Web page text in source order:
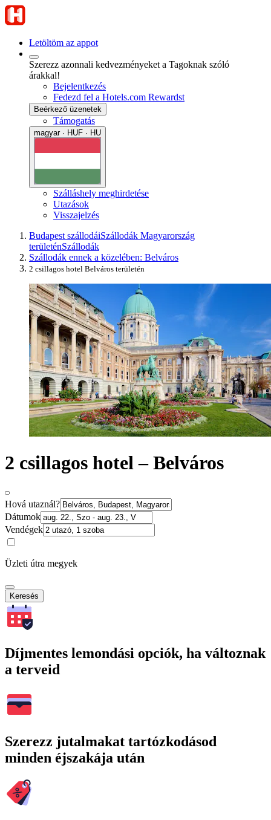
Letöltöm az appot
Szerezz azonnali kedvezményeket a Tagoknak szóló
árakkal!
Bejelentkezés
Fedezd fel a Hotels.com Rewardst
Beérkező üzenetek
Támogatás
magyar · HUF · HU
Szálláshely meghirdetése
Utazások
Visszajelzés
Budapest szállodáiSzállodák Magyarország
területénSzállodák
Szállodák ennek a közelében: Belváros
2 csillagos hotel Belváros területén
2 csillagos hotel – Belváros
Hová utaznál?
Dátumok
Vendégek
Üzleti útra megyek
Keresés
Díjmentes lemondási opciók, ha változnak
a terveid
Szerezz jutalmakat tartózkodásod
minden éjszakája után